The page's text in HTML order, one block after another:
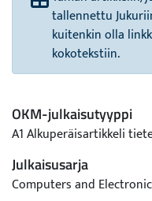
tallennettu
kuitenkin olla
kokotekstiin.
OKM-julkaisutyyppi
A1 Alkuperäisartikkeli
Julkaisusarja
Computers and